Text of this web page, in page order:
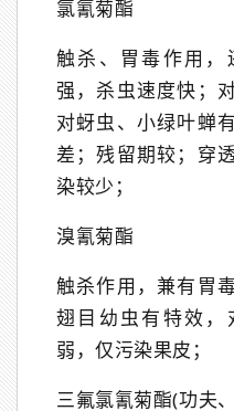
氯氰菊酯
触杀、胃毒作用，
强，杀虫速度快；
对蚜虫、小绿叶蝉
差；残留期较；穿
染较少；
溴氰菊酯
触杀作用，兼有胃
翅目幼虫有特效，
弱，仅污染果皮；
三氟氯氰菊酯(功夫